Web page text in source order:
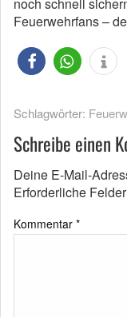
Feuerwehrfans –
Schlagwörter:
Schreibe einen
Deine E-Mail-
Erforderliche
Kommentar *